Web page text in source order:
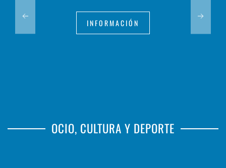
INFORMACIÓN
OCIO, CULTURA Y DEPORTE